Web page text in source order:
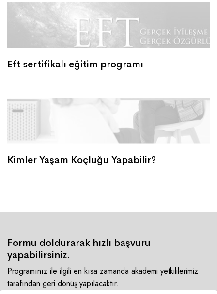
Eft sertifikalı eğitim programı
Kimler Yaşam Koçluğu Yapabilir?
Formu doldurarak hızlı başvuru
yapabilirsiniz.
Programınız ile ilgili en kısa zamanda akademi yetkililerimiz
tarafından geri dönüş yapılacaktır.